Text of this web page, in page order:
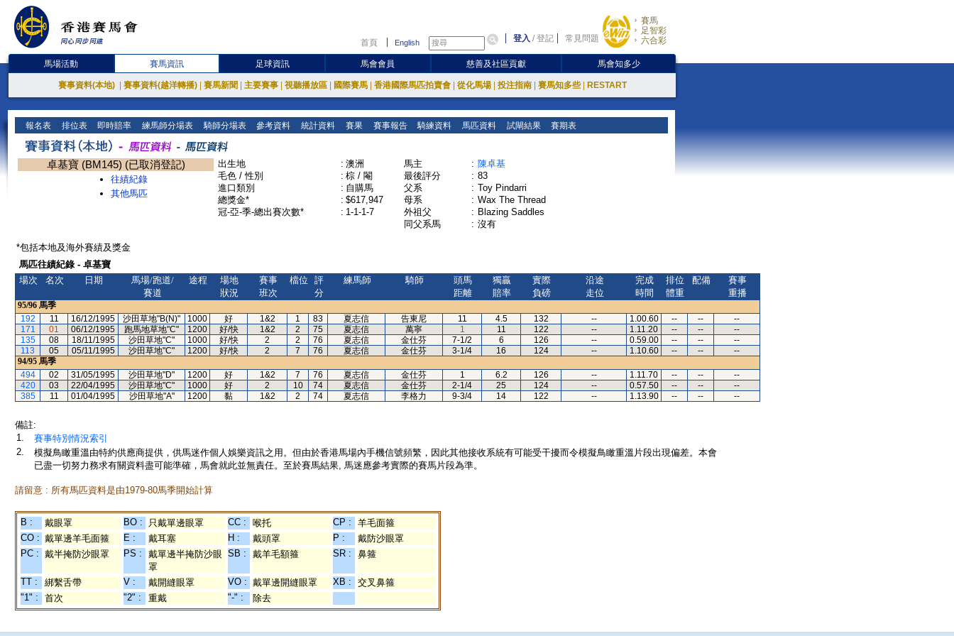
首頁 English 登入 /登記 常見問題
賽馬
足智彩
六合彩
馬場活動 賽馬資訊 足球資訊 馬會會員 慈善及社區貢獻 馬會知多少
賽事資料(本地) 賽事資料(越洋轉播) 賽馬新聞 主要賽事 視聽播放區 國際賽馬 香港國際馬匹拍賣會 從化馬場 投注指南 賽馬知多些 RESTART
報名表 排位表 即時賠率 練馬師分場表 騎師分場表 參考資料 統計資料 賽果 賽事報告 騎練資料 馬匹資料 試閘結果 賽期表
卓基寶 (BM145) (已取消登記)
往績紀錄
其他馬匹
出生地 : 澳洲
毛色 / 性別
: 棕 / 閹
進口類別
: 自購馬
總獎金*
: $617,947
冠-亞-季-總出賽次數*
: 1-1-1-7
馬主 : 陳卓基
最後評分
: 83
父系
: Toy Pindarri
母系
: Wax The Thread
外祖父
: Blazing Saddles
同父系馬
: 沒有
*包括本地及海外賽績及獎金
馬匹往績紀錄 - 卓基寶
場次
名次 日期
馬場/跑道/
賽道
途程
場地
狀況
賽事
班次
檔位
評
分
練馬師 騎師
頭馬
距離
獨贏
賠率
實際
負磅
沿途
走位
完成
時間
排位
體重
配備
賽事
重播
95/96 馬季
192
11 16/12/1995 沙田草地"B(N)" 1000 好 1&2 1 83 夏志信 告東尼 11 4.5 132 -- 1.00.60 -- --
--
171
01 06/12/1995 跑馬地草地"C" 1200 好/快 1&2 2 75 夏志信 萬寧 1 11 122 -- 1.11.20 -- --
--
135
08 18/11/1995 沙田草地"C" 1000 好/快 2 2 76 夏志信 金仕芬 7-1/2 6 126 -- 0.59.00 -- --
--
113
05 05/11/1995 沙田草地"C" 1200 好/快 2 7 76 夏志信 金仕芬 3-1/4 16 124 -- 1.10.60 -- --
--
94/95 馬季
494
02 31/05/1995 沙田草地"D" 1200 好 1&2 7 76 夏志信 金仕芬 1 6.2 126 -- 1.11.70 -- --
--
420
03 22/04/1995 沙田草地"C" 1000 好 2 10 74 夏志信 金仕芬 2-1/4 25 124 -- 0.57.50 -- --
--
385
11 01/04/1995 沙田草地"A" 1200 黏 1&2 2 74 夏志信 李格力 9-3/4 14 122 -- 1.13.90 -- -- --
備註:
1.
賽事特別情況索引
2.
模擬鳥瞰重溫由特約供應商提供，供馬迷作個人娛樂資訊之用。但由於香港馬場內手機信號頻繁，因此其他接收系統有可能受干擾而令模擬鳥瞰重溫片段出現偏差。本會
已盡一切努力務求有關資料盡可能準確，馬會就此並無責任。至於賽馬結果, 馬迷應參考實際的賽馬片段為準。
請留意 : 所有馬匹資料是由1979-80馬季開始計算
B : 戴眼罩 BO : 只戴單邊眼罩 CC : 喉托 CP :
羊毛面箍
CO : 戴單邊羊毛面箍 E : 戴耳塞 H : 戴頭罩 P :
戴防沙眼罩
PC : 戴半掩防沙眼罩 PS :
戴單邊半掩防沙眼
罩
SB : 戴羊毛額箍 SR : 鼻箍
TT : 綁繫舌帶 V : 戴開縫眼罩 VO : 戴單邊開縫眼罩 XB :
交叉鼻箍
"1" :
首次 "2" : 重戴 "-" : 除去